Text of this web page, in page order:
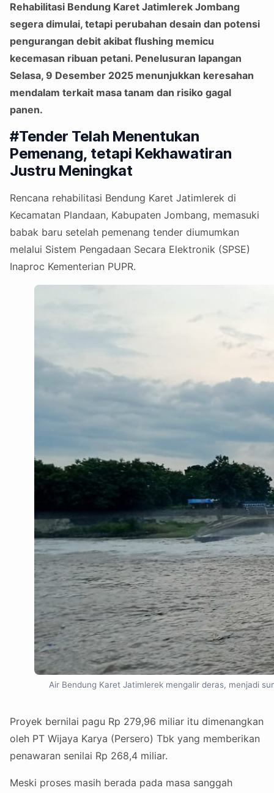
Rehabilitasi Bendung Karet Jatimlerek Jombang
segera dimulai, tetapi perubahan desain dan potensi
pengurangan debit akibat flushing memicu
kecemasan ribuan petani. Penelusuran lapangan
Selasa, 9 Desember 2025 menunjukkan keresahan
mendalam terkait masa tanam dan risiko gagal
panen.
#Tender Telah Menentukan
Pemenang, tetapi Kekhawatiran
Justru Meningkat
Rencana rehabilitasi Bendung Karet Jatimlerek di
Kecamatan Plandaan, Kabupaten Jombang, memasuki
babak baru setelah pemenang tender diumumkan
melalui Sistem Pengadaan Secara Elektronik (SPSE)
Inaproc Kementerian PUPR.
Air Bendung Karet Jatimlerek mengalir deras, menjadi
Proyek bernilai pagu Rp 279,96 miliar itu dimenangkan
oleh PT Wijaya Karya (Persero) Tbk yang memberikan
penawaran senilai Rp 268,4 miliar.
Meski proses masih berada pada masa sanggah